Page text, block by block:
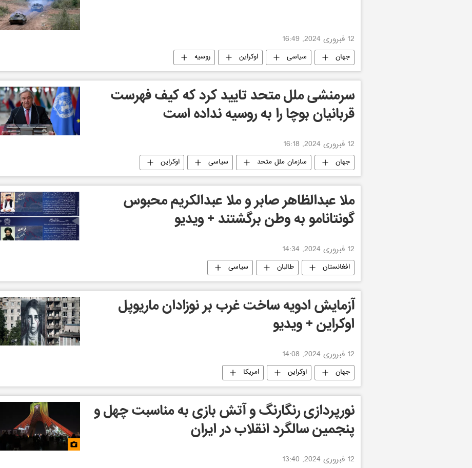
12 فبروری 2024, 16:49
جهان سیاسی اوکراین روسیه
سرمنشی ملل متحد تایید کرد که کیف فهرست
قربانیان بوچا را به روسیه نداده است
12 فبروری 2024, 16:18
جهان سازمان ملل متحد سیاسی اوکراین
ملا عبدالظاهر صابر و ملا عبدالکریم محبوس
گونتانامو به وطن برگشتند + ویدیو
12 فبروری 2024, 14:34
افغانستان طالبان سیاسی
آزمایش ادویه ساخت غرب بر نوزادان ماریوپل
اوکراین + ویدیو
12 فبروری 2024, 14:08
جهان اوکراین امریکا
نورپردازی رنگارنگ و آتش بازی به مناسبت چهل و
پنجمین سالگرد انقلاب در ایران
12 فبروری 2024, 13:40